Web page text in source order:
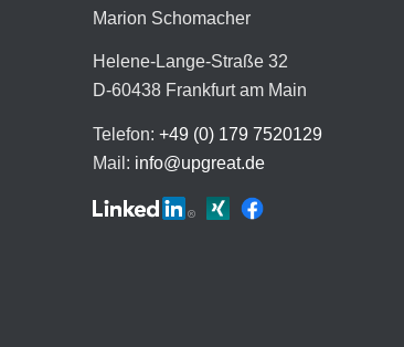
Marion Schomacher
Helene-Lange-Straße 32
D-60438 Frankfurt am Main
Telefon: +49 (0) 179 7520129
Mail: info@upgreat.de